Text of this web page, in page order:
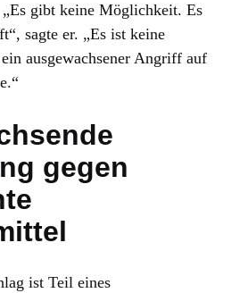
gibt keine Möglichkeit. Es
sagte er. „Es ist keine
ausgewachsener Angriff auf
gegen
ist Teil eines